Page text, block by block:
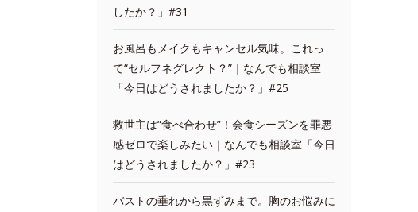
したか？」#31
お風呂もメイクもキャンセル気味。これっ
て“セルフネグレクト？”｜なんでも相談室
「今日はどうされましたか？」#25
救世主は“食べ合わせ”！会食シーズンを罪悪
感ゼロで楽しみたい｜なんでも相談室「今日
はどうされましたか？」#23
バストの垂れから黒ずみまで。胸のお悩みに